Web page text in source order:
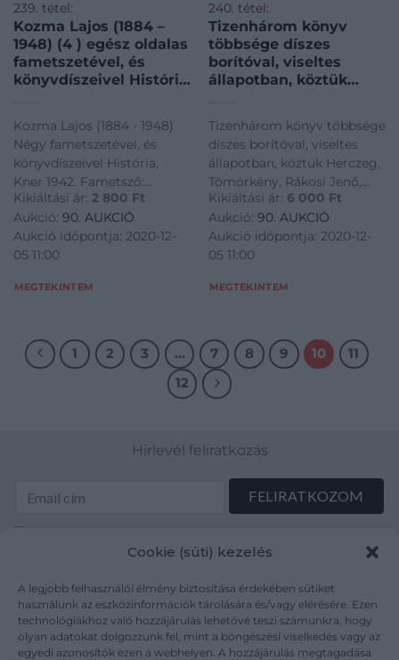
Cookie (süti) kezelés
A legjobb felhasználói élmény biztosítása érdekében sütiket
használunk az eszközinformációk tárolására és/vagy elérésére. Ezen
technológiákhoz való hozzájárulás lehetővé teszi számunkra, hogy
olyan adatokat dolgozzunk fel, mint a böngészési viselkedés vagy az
egyedi azonosítók ezen a webhelyen. A hozzájárulás megtagadása
239. tétel:
Kozma Lajos (1884 –
1948) (4 ) egész oldalas
fametszetével, és
könyvdíszeivel História
Faragó (József?),
méretük cca: 8 x 6,5
cm
Kozma Lajos (1884 - 1948)
Négy fametszetével, és
könyvdíszeivel História,
Kner 1942. Fametsző:
Faragó (József?), méretük
cca: 8 x 6,5 cm
Kikiáltási ár: 2 800 Ft
Aukció: 90. AUKCIÓ
Aukció időpontja: 2020-12-
05 11:00
MEGTEKINTEM
240. tétel:
Tizenhárom könyv
többsége díszes
borítóval, viseltes
állapotban, köztük
Dr.Hannauer
Tizenhárom könyv többsége
díszes borítóval, viseltes
állapotban, köztük Herczeg,
Tömörkény, Rákosi Jenő,
Dr.Hannauer
Kikiáltási ár: 6 000 Ft
Aukció: 90. AUKCIÓ
Aukció időpontja: 2020-12-
05 11:00
MEGTEKINTEM
1 2 3 … 7 8 9 10
11
12
Hírlevél feliratkozás
mutargy.com/adatkezelesi-tajekoztato/
Rólunk
Médiaajánlat
Karrier
Áraink
ÁSZF
Adatvédelem